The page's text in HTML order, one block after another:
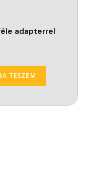
adapterrel
TESZEM